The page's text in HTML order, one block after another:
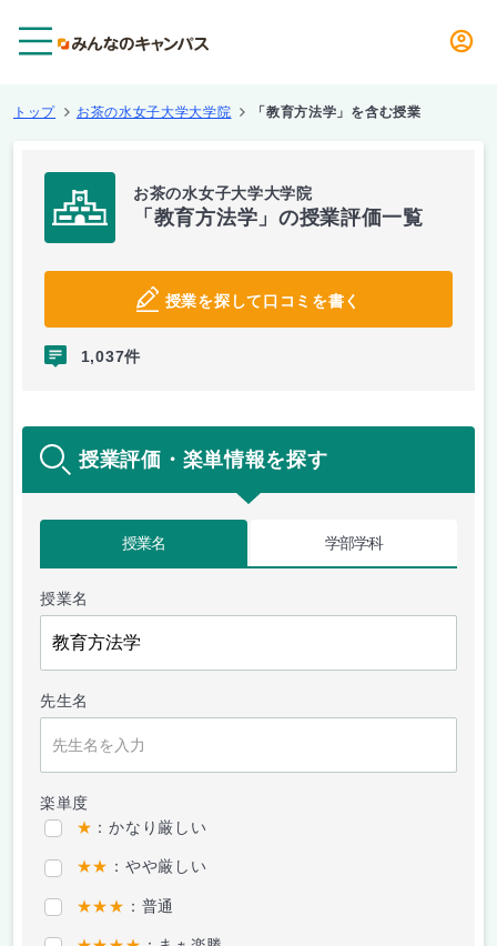
トップ お茶の水女子大学大学院 「教育方法学」を含む授業
お茶の水女子大学大学院
「教育方法学」の授業評価一覧
授業を探して口コミを書く
1,037件
授業評価・楽単情報を探す
授業名 学部学科
授業名
先生名
楽単度
★ ：かなり厳しい
★★ ：やや厳しい
★★★ ：普通